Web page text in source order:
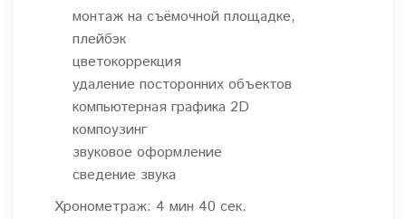
монтаж на съёмочной площадке,
плейбэк
цветокоррекция
удаление посторонних объектов
компьютерная графика 2D
компоузинг
звуковое оформление
сведение звука
Хронометраж: 4 мин 40 сек.